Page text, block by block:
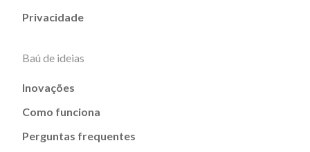
Privacidade
Baú de ideias
Inovações
Como funciona
Perguntas frequentes